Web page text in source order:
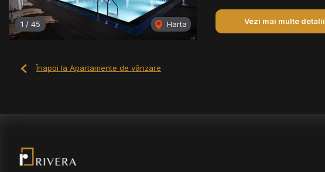
1 / 45 Harta Vezi mai multe detalii
Înapoi la Apartamente de vânzare